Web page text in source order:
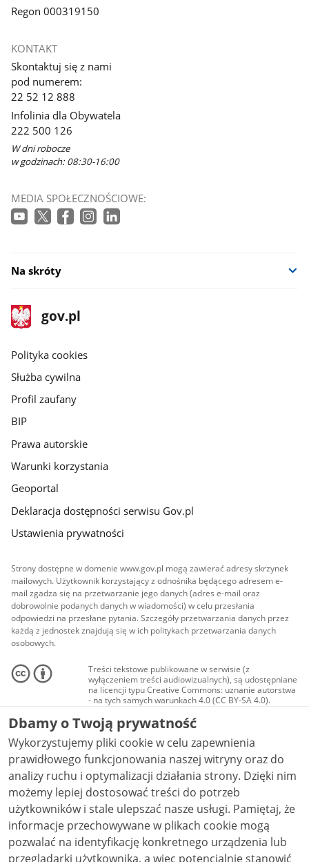
Regon 000319150
KONTAKT
Skontaktuj się z nami
pod numerem:
22 52 12 888
Infolinia dla Obywatela
222 500 126
W dni robocze
w godzinach: 08:30-16:00
MEDIA SPOŁECZNOŚCIOWE:
Na skróty
stopka
gov.pl
Strona
gov.pl
gov.pl
Polityka cookies
Służba cywilna
Profil zaufany
BIP
Prawa autorskie
Warunki korzystania
Geoportal
Deklaracja dostępności serwisu Gov.pl
Ustawienia prywatności
Strony dostępne w domenie www.gov.pl mogą zawierać adresy skrzynek
mailowych. Użytkownik korzystający z odnośnika będącego adresem e-
mail zgadza się na przetwarzanie jego danych (adres e-mail oraz
dobrowolnie podanych danych w wiadomości) w celu przesłania
odpowiedzi na przesłane pytania. Szczegóły przetwarzania danych przez
każdą z jednostek znajdują się w ich politykach przetwarzania danych
osobowych.
Treści tekstowe publikowane w serwisie (z
wyłączeniem treści audiowizualnych), są udostępniane
na licencji typu Creative Commons: uznanie autorstwa
- na tych samych warunkach 4.0 (CC BY-SA 4.0).
Materiały audiowizualne, w tym zdjęcia, materiały
audio i wideo, są udostępniane na licencji typu
Creative Commons: uznanie autorstwa użycie
niekomercyjne - bez utworów zależnych 4.0 (CC BY-
NC-ND 4.0), o ile nie jest to stwierdzone inaczej.
Dbamy o Twoją prywatność
Wykorzystujemy pliki cookie w celu zapewnienia
prawidłowego funkcjonowania naszej witryny oraz do
analizy ruchu i optymalizacji działania strony. Dzięki nim
możemy lepiej dostosować treści do potrzeb
użytkowników i stale ulepszać nasze usługi. Pamiętaj, że
informacje przechowywane w plikach cookie mogą
pozwalać na identyfikację konkretnego urządzenia lub
przeglądarki użytkownika, a więc potencjalnie stanowić